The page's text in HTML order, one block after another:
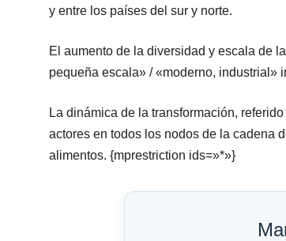
y entre los países del sur y norte.
El aumento de la diversidad y escala de
pequeña escala» / «moderno, industrial»
La dinámica de la transformación,
actores en todos los nodos de la cadena
alimentos. {mprestriction ids=»*»}